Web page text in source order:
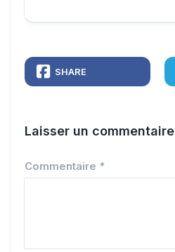
SHARE
Laisser un commentaire
Commentaire *